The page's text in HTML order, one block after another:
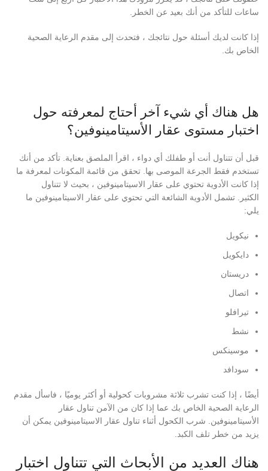
ساعات للتأكد من أنك بعيد عن الخطر.
إذا كانت لديك أسئلة حول نتائجك ، فتحدث إلى مقدم الرعاية الصحية
الخاص بك.
هل هناك أي شيء آخر أحتاج لمعرفته حول
اختبار مستوى عقار الأسيتامينوفين؟
قبل أن تتناول أنت أو طفلك أي دواء ، اقرأ الملصق بعناية. تأكد من أنك
تستخدم فقط الجرعة الموصى بها. تحقق من قائمة المكونات لمعرفة ما
إذا كانت الأدوية تحتوي على عقار الاسيتامينوفين ، بحيث لا تتناول
الكثير. تشمل الأدوية الشائعة التي تحتوي على عقار الاسيتامينوفين ما
يلي:
نيكويل
دايكويل
دريستان
اتصال
تيرافلو
نشط
موسينكس
سودافد
أيضًا ، إذا كنت تشرب ثلاثة مشروبات كحولية أو أكثر يوميًا ، فاسأل مقدم
الرعاية الصحية الخاص بك عما إذا كان من الآمن تناول عقار
الأسيتامينوفين. شرب الكحول أثناء تناول عقار الاسيتامينوفين يمكن أن
يزيد من خطر تلف الكبد.
هناك العديد من الأبحاث التي تتناول اختبار